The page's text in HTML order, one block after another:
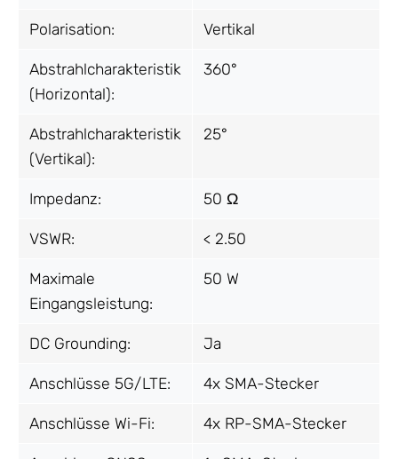
Polarisation: Vertikal
Abstrahlcharakteristik
(Horizontal):
360°
Abstrahlcharakteristik
(Vertikal):
25°
Impedanz: 50 Ω
VSWR: < 2.50
Maximale
Eingangsleistung:
50 W
DC Grounding: Ja
Anschlüsse 5G/LTE: 4x SMA-Stecker
Anschlüsse Wi-Fi: 4x RP-SMA-Stecker